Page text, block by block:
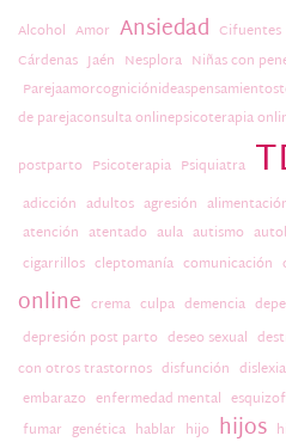
Alcohol Amor Ansiedad Cifuentes
Cárdenas Jaén Nesplora Niñas con
de parejaconsulta onlinepsicoterapia
postparto Psicoterapia Psiquiatra
adicción adultos agresión
atención atentado aula autismo
cigarrillos cleptomanía comunicación
online crema culpa demencia
depresión post parto deseo sexual
con otros trastornos disfunción dislexia
embarazo enfermedad mental
fumar genética hablar hijo hijos